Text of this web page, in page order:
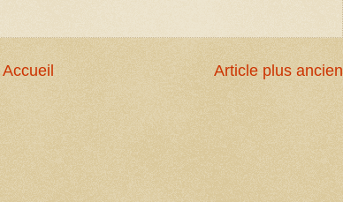
Article plus ancien
Accueil